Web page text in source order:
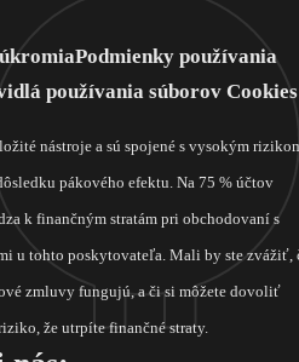
Podmienky používania
používania súborov Cookies
nástroje a sú spojené s vysokým
pákového efektu. Na 75 % účtov
k finančným stratám pri obchodovaní s
u tohto poskytovateľa. Mali by ste zvážiť,
zmluvy fungujú, a či si môžete dovoliť
že utrpíte finančné straty.